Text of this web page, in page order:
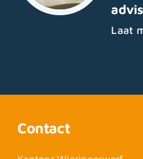
Laat
Contact